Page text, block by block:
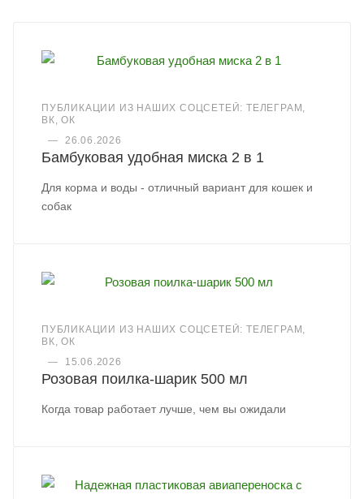
ПУБЛИКАЦИИ ИЗ НАШИХ СОЦСЕТЕЙ: ТЕЛЕГРАМ,
ВК, ОК
—
26.06.2026
Бамбуковая удобная миска 2 в 1
Для корма и воды - отличный вариант для кошек и
собак
ПУБЛИКАЦИИ ИЗ НАШИХ СОЦСЕТЕЙ: ТЕЛЕГРАМ,
ВК, ОК
—
15.06.2026
Розовая поилка-шарик 500 мл
Когда товар работает лучше, чем вы ожидали